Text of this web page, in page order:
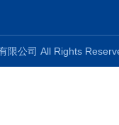
有限公司 All Rights